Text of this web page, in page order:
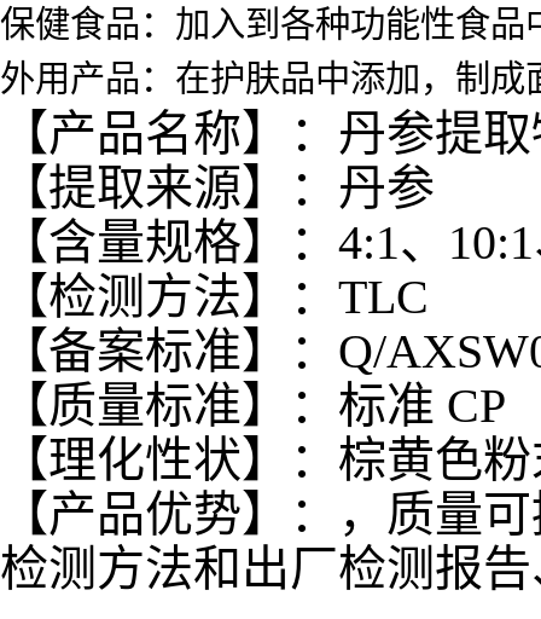
保健食品：加入到各种功能性食
外用产品：在护肤品中添加，制成
【产品名称】：丹参提
【提取来源】：丹参
【含量规格】：4:1、
【检测方法】：TLC
【备案标准】：Q/
【质量标准】：标准 CP
【理化性状】：棕黄色
【产品优势】：，质量
检测方法和出厂检测报